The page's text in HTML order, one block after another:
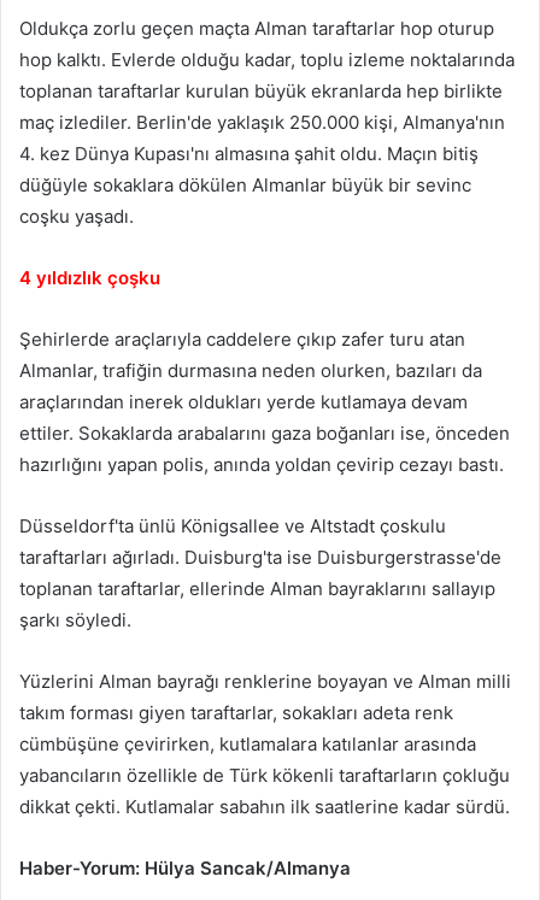
Oldukça zorlu geçen maçta Alman taraftarlar hop oturup
hop kalktı. Evlerde olduğu kadar, toplu izleme noktalarında
toplanan taraftarlar kurulan büyük ekranlarda hep birlikte
maç izlediler. Berlin'de yaklaşık 250.000 kişi, Almanya'nın
4. kez Dünya Kupası'nı almasına şahit oldu. Maçın bitiş
düğüyle sokaklara dökülen Almanlar büyük bir sevinc
coşku yaşadı.
4 yıldızlık çoşku
Şehirlerde araçlarıyla caddelere çıkıp zafer turu atan
Almanlar, trafiğin durmasına neden olurken, bazıları da
araçlarından inerek oldukları yerde kutlamaya devam
ettiler. Sokaklarda arabalarını gaza boğanları ise, önceden
hazırlığını yapan polis, anında yoldan çevirip cezayı bastı.
Düsseldorf'ta ünlü Königsallee ve Altstadt çoskulu
taraftarları ağırladı. Duisburg'ta ise Duisburgerstrasse'de
toplanan taraftarlar, ellerinde Alman bayraklarını sallayıp
şarkı söyledi.
Yüzlerini Alman bayrağı renklerine boyayan ve Alman milli
takım forması giyen taraftarlar, sokakları adeta renk
cümbüşüne çevirirken, kutlamalara katılanlar arasında
yabancıların özellikle de Türk kökenli taraftarların çokluğu
dikkat çekti. Kutlamalar sabahın ilk saatlerine kadar sürdü.
Haber-Yorum: Hülya Sancak/Almanya